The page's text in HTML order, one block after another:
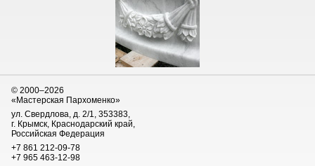
© 2000–2026
«Мастерская Пархоменко»
ул. Свердлова, д. 2/1, 353383,
г. Крымск, Краснодарский край,
Российская Федерация
+7 861 212-09-78
+7 965 463-12-98